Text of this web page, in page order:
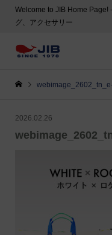
Welcome to JIB Home Page!
グ、アクセサリー
2026.02.26